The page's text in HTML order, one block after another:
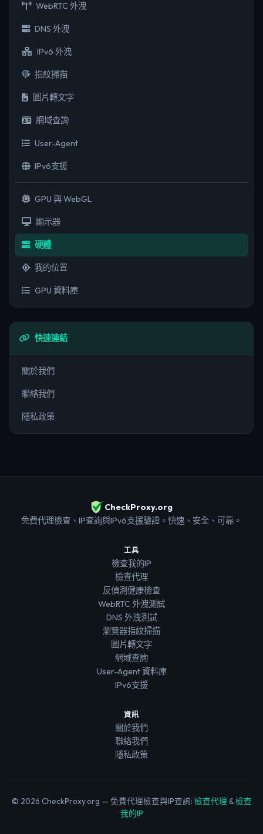
WebRTC 外洩
DNS 外洩
IPv6 外洩
指紋掃描
圖片轉文字
網域查詢
User-Agent
IPv6支援
GPU 與 WebGL
顯示器
硬體
我的位置
GPU 資料庫
快速連結
關於我們
聯絡我們
隱私政策
CheckProxy.org
免費代理檢查、IP查詢與IPv6支援驗證。快速、安全、可靠。
工具
檢查我的IP
檢查代理
反偵測健康檢查
WebRTC 外洩測試
DNS 外洩測試
瀏覽器指紋掃描
圖片轉文字
網域查詢
User-Agent 資料庫
IPv6支援
資訊
關於我們
聯絡我們
隱私政策
© 2026 CheckProxy.org — 免費代理檢查與IP查詢: 檢查代理 &檢查
我的IP